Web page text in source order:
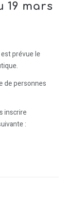
19 mars
prévue le
de personnes
inscrire
: